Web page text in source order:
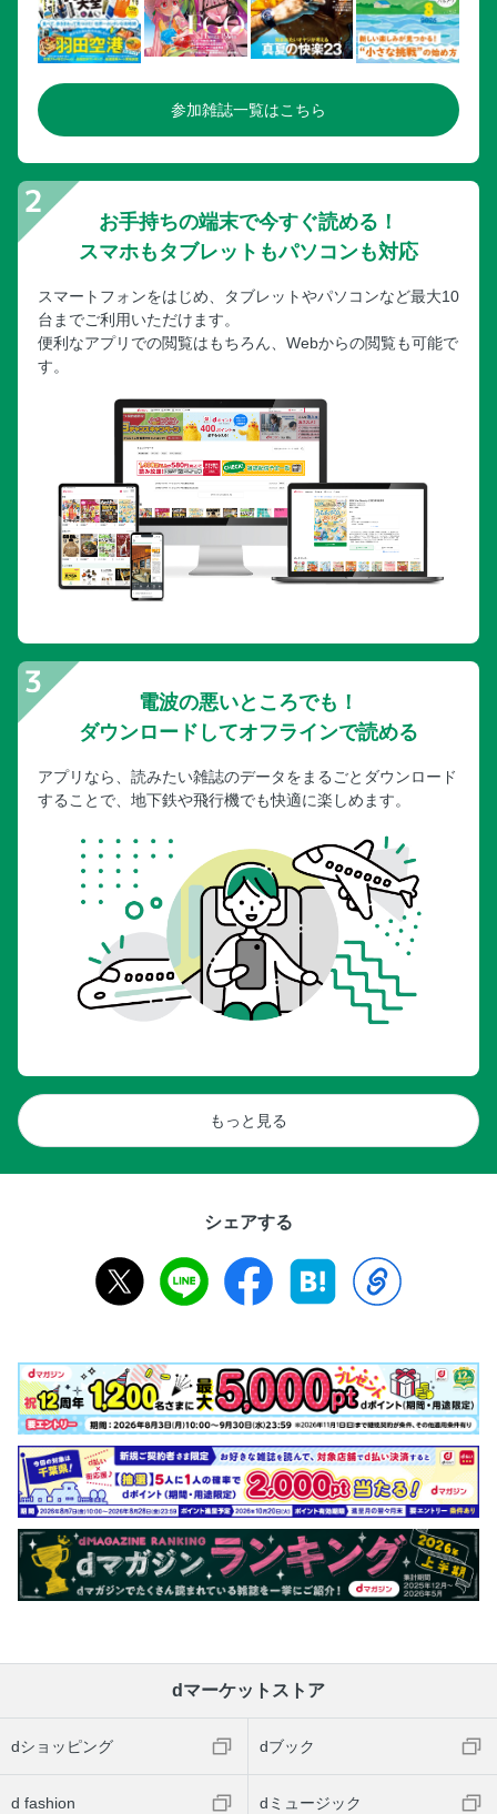
参加雑誌一覧はこちら
お手持ちの端末で今すぐ読める！
スマホもタブレットもパソコンも対応
スマートフォンをはじめ、タブレットやパソコンなど最大10
台までご利用いただけます。
便利なアプリでの閲覧はもちろん、Webからの閲覧も可能で
す。
電波の悪いところでも！
ダウンロードしてオフラインで読める
アプリなら、読みたい雑誌のデータをまるごとダウンロード
することで、地下鉄や飛行機でも快適に楽しめます。
もっと見る
シェアする
dマーケットストア
dショッピング dブック
d fashion dミュージック